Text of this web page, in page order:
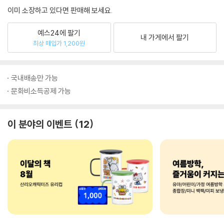
이미 소장하고 있다면 판매해 보세요.
예스24에 팔기
최상 매입가 1,200원
내 가게에서 팔기
국내배송만 가능
문화비소득공제 가능
이 분야의 이벤트 12